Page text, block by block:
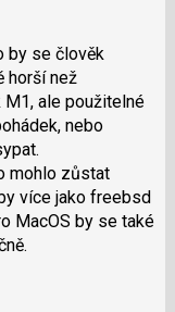
by se člověk
horší než
ale použitelné
nebo
mohlo zůstat
více jako freebsd
MacOS by se také